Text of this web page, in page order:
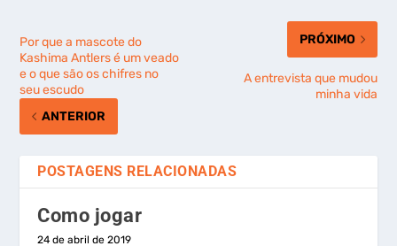
Por que a mascote do
Kashima Antlers é um veado
e o que são os chifres no
seu escudo
ANTERIOR
PRÓXIMO
A entrevista que mudou
minha vida
POSTAGENS RELACIONADAS
Como jogar
24 de abril de 2019